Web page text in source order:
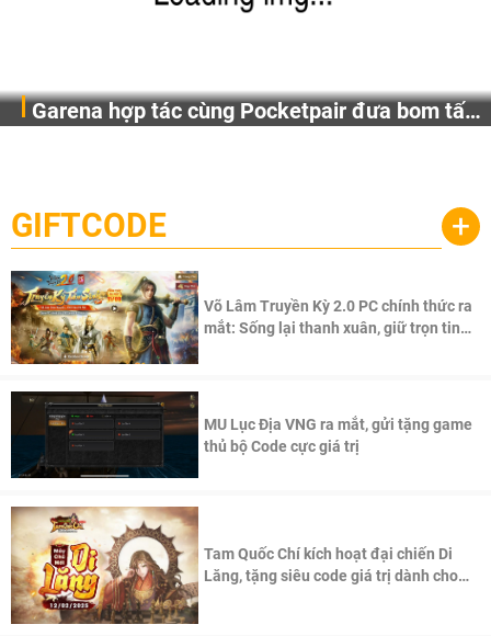
Garena hợp tác cùng Pocketpair đưa bom tấn
cầu, theo giấy phép chính thức từ công ty game Nhật Bản
Pocketpair, Inc.
GIFTCODE +
Võ Lâm Truyền Kỳ 2.0 PC chính thức ra
mắt: Sống lại thanh xuân, giữ trọn tinh
MU Lục Địa VNG ra mắt, gửi tặng game
thủ bộ Code cực giá trị
Tam Quốc Chí kích hoạt đại chiến Di
Lăng, tặng siêu code giá trị dành cho